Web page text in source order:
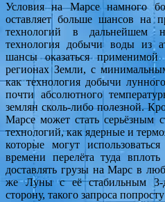
Условия на Марсе намного
оставляет больше шансов на
технологий в дальнейшем
технология добычи воды из
шансы оказаться
регионах Земли, с
как технология добычи
почти абсолютного
землян сколь-либо полезной.
Марсе может стать серьёзным
технологий, как ядерные и
которые могут
времени перелёта туда
доставлять грузы на Марс в
же Луны с её стабильным 3-
сторону, такого запроса